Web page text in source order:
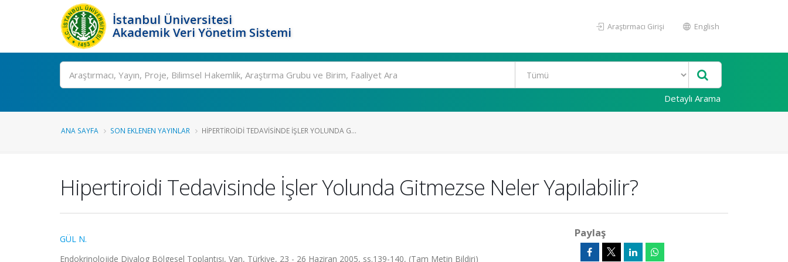
İstanbul Üniversitesi
Akademik Veri Yönetim Sistemi
Araştırmacı Girişi English
Ara
Detaylı Arama
ANA SAYFA SON EKLENEN YAYINLAR HIPERTIROIDI TEDAVISINDE İŞLER YOLUNDA G...
Hipertiroidi Tedavisinde İşler Yolunda Gitmezse Neler Yapılabilir?
GÜL N.
Endokrinolojide Diyalog Bölgesel Toplantısı, Van, Türkiye, 23 - 26 Haziran 2005, ss.139-140, (Tam Metin Bildiri)
Paylaş